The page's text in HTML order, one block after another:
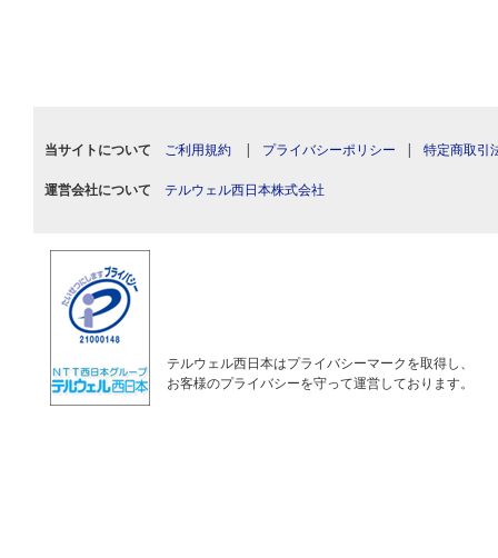
当サイトについて ご利用規約 | プライバシーポリシー | 特定商取引
運営会社について テルウェル西日本株式会社
テルウェル西日本はプライバシーマークを取得し、
お客様のプライバシーを守って運営しております。